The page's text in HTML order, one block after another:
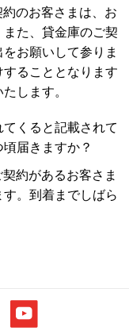
のお客さまは、お
た、貸金庫のご契
お願いして参りま
ることとなります
します。
くると記載されて
届きますか？
約があるお客さま
。到着までしばら